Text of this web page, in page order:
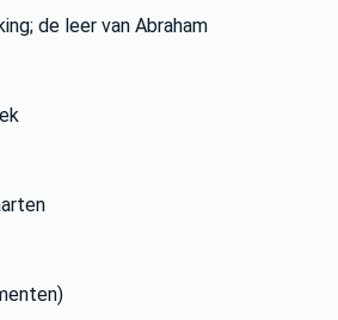
de leer van Abraham